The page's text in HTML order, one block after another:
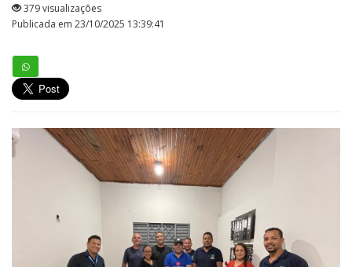
379 visualizações
Publicada em 23/10/2025 13:39:41